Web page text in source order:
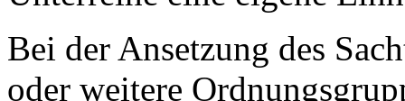
Bei der Ansetzung des
oder weitere